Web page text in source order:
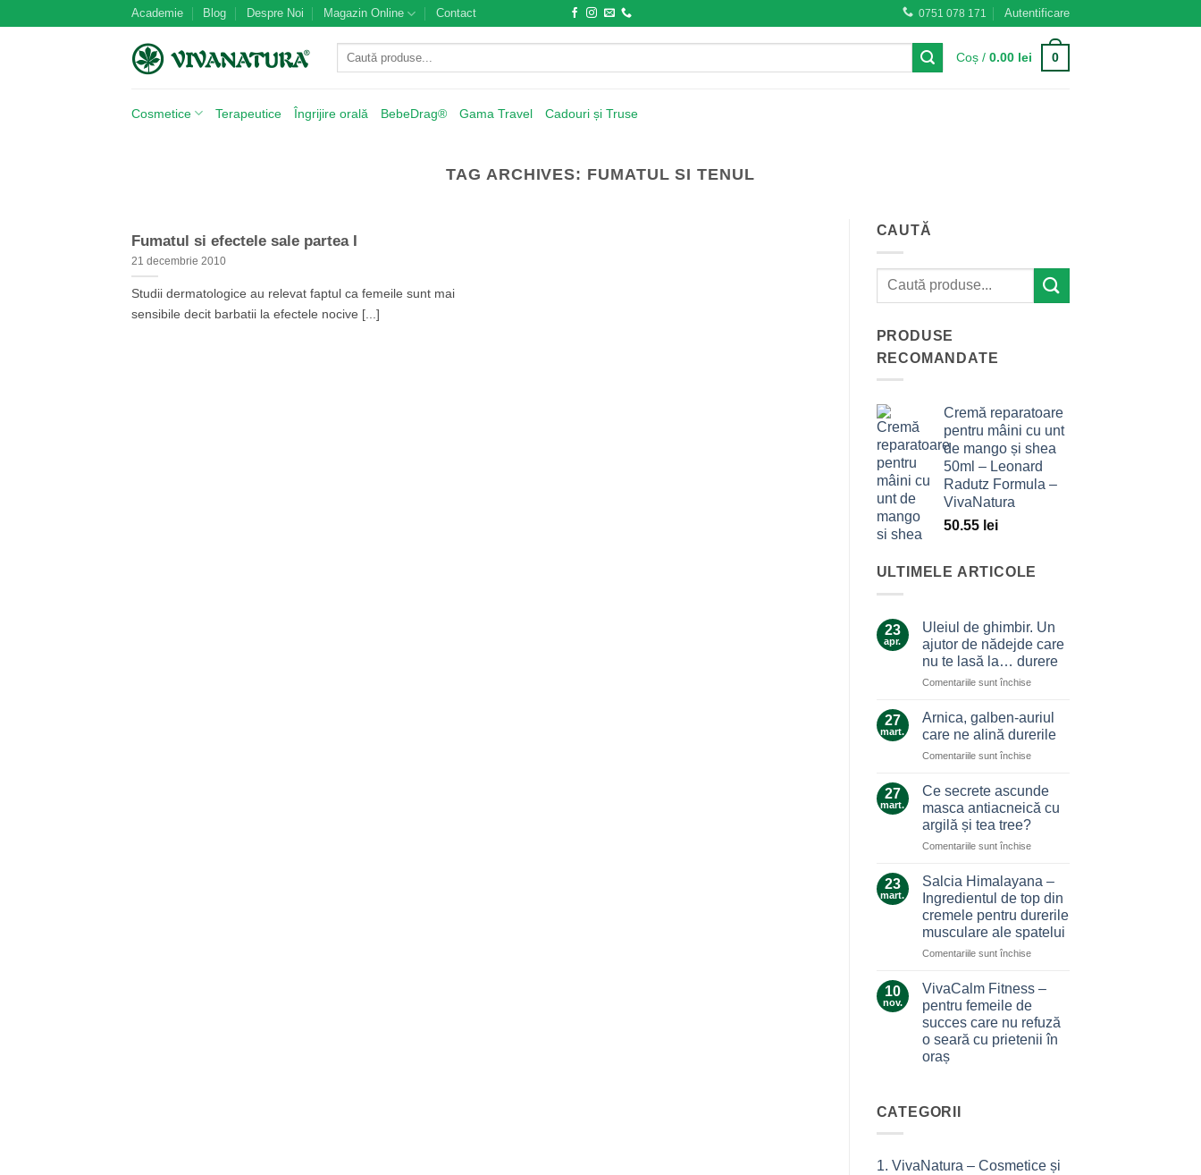
Academie Blog Despre Noi Magazin Online Contact 0751 078 171 Autentificare
Caută
Coș /0.00 lei 0
Cosmetice Terapeutice Îngrijire orală BebeDrag® Gama Travel Cadouri și Truse
TAG ARCHIVES: FUMATUL SI TENUL
Fumatul si efectele sale partea I
21 decembrie 2010
Studii dermatologice au relevat faptul ca femeile sunt mai
sensibile decit barbatii la efectele nocive [...]
CAUTĂ
PRODUSE
RECOMANDATE
Cremă reparatoare
pentru mâini cu unt
de mango și shea
50ml – Leonard
Radutz Formula –
VivaNatura
50.55 lei
ULTIMELE ARTICOLE
23
apr.
Uleiul de ghimbir. Un
ajutor de nădejde care
nu te lasă la… durere
Comentariile sunt închisepentru
de
ghimbir.
Un
ajutor
nădejde
care
nu
lasă
durere
27
mart.
Arnica, galben-auriul
care ne alină durerile
Comentariile sunt închisepentru
galben-
auriul
care
alină
27
mart.
Ce secrete ascunde
masca antiacneică cu
argilă și tea tree?
Comentariile sunt închisepentru
ascunde
masca
antiacneică
cu
argilă
tree?
23
mart.
Salcia Himalayana –
Ingredientul de top din
cremele pentru durerile
musculare ale spatelui
Comentariile sunt închisepentru
Ingredientul
de
top
10
nov.
VivaCalm Fitness –
pentru femeile de
succes care nu refuză
o seară cu prietenii în
oraș
VivaCalm
Fitness
de
CATEGORII
1. VivaNatura – Cosmetice și